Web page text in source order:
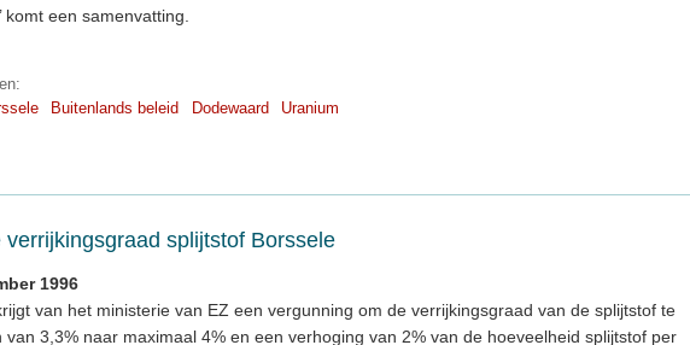
komt een samenvatting.
Buitenlands beleid Dodewaard
Uranium
verrijkingsgraad splijtstof Borssele
1996
van het ministerie van EZ een vergunning om de verrijkingsgraad van de splijtstof te
van 3,3% naar maximaal 4% en een verhoging van 2% van de hoeveelheid splijtstof per